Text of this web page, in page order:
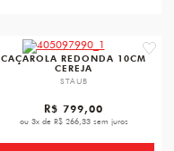
CAÇAROLA REDONDA 10CM
CEREJA
STAUB
R$ 799,00
ou 3x de R$ 266,33 sem juros